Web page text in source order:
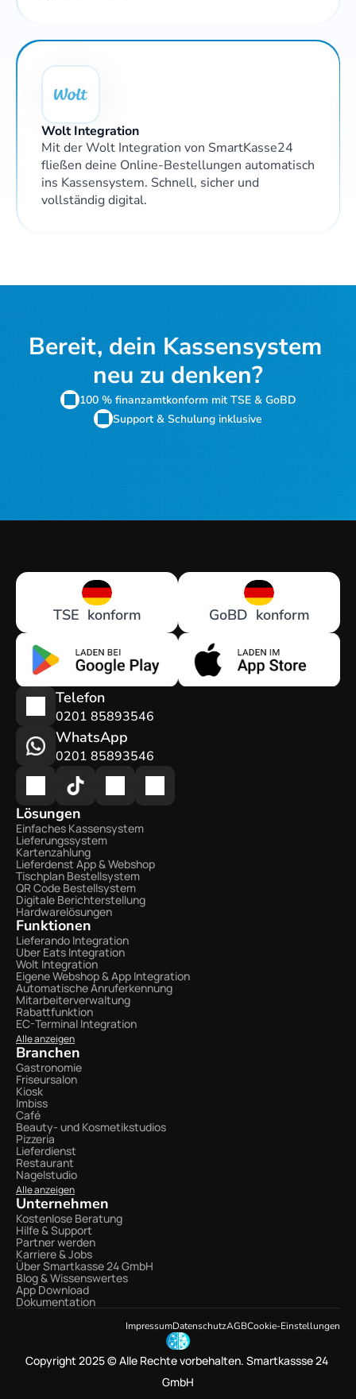
Wolt Integration
Mit der Wolt Integration von SmartKasse24
fließen deine Online-Bestellungen automatisch
ins Kassensystem. Schnell, sicher und
vollständig digital.
Bereit, dein Kassensystem
neu zu denken?
100 % finanzamtkonform mit TSE & GoBD
Support & Schulung inklusive
TSE  konform GoBD  konform
Telefon
0201 85893546
WhatsApp
0201 85893546
Lösungen
Einfaches Kassensystem
Lieferungssystem
Kartenzahlung
Lieferdenst App & Webshop
Tischplan Bestellsystem
QR Code Bestellsystem
Digitale Berichterstellung
Hardwarelösungen
Funktionen
Lieferando Integration
Uber Eats Integration
Wolt Integration
Eigene Webshop & App Integration
Automatische Anruferkennung
Mitarbeiterverwaltung
Rabattfunktion
EC-Terminal Integration
Alle anzeigen
Branchen
Gastronomie
Friseursalon
Kiosk
Imbiss
Café
Beauty- und Kosmetikstudios
Pizzeria
Lieferdienst
Restaurant
Nagelstudio
Alle anzeigen
Unternehmen
Kostenlose Beratung
Hilfe & Support
Partner werden
Karriere & Jobs
Über Smartkasse 24 GmbH
Blog & Wissenswertes
App Download
Dokumentation
Copyright 2025 © Alle Rechte vorbehalten. Smartkassse 24
GmbH
ImpressumDatenschutzAGBCookie-Einstellungen